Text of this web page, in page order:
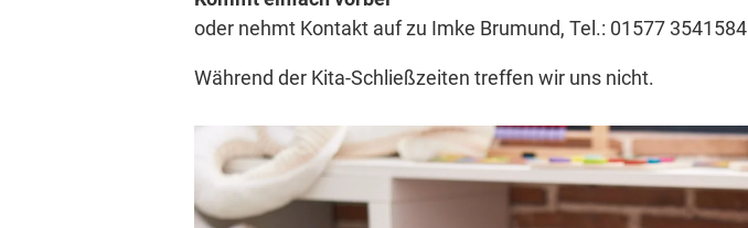
oder nehmt Kontakt auf zu Imke Brumund, Tel.: 01577 3541584
Während der Kita-Schließzeiten treffen wir uns nicht.